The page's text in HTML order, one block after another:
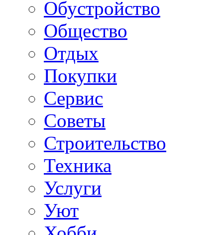
Обустройство
Общество
Отдых
Покупки
Сервис
Советы
Строительство
Техника
Услуги
Уют